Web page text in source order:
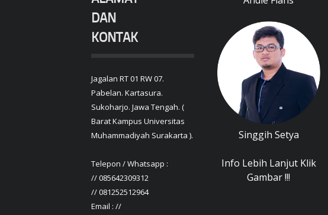
DAN
KONTAK
Jagalan RT 01 RW 07.
Pabelan. Kartasura.
Sukoharjo. Jawa Tengah. (
Barat Kampus Universitas
Muhammadiyah Surakarta ).
Telepon / Whatsapp :
// 085642309312
// 081252512964
Email : //
Singgih Setya
Info Lebih Lanjut Klik
Gambar !!!